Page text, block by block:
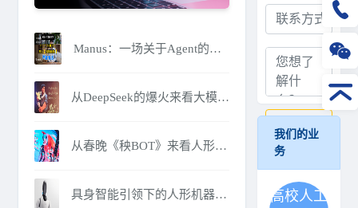
Manus：一场关于Agent的降维打击
从DeepSeek的爆火来看大模型微调技术的发展方向
从春晚《秧BOT》来看人形机器人与四足机器人的区别
具身智能引领下的人形机器人的发展与展望
我们的业
务
高校人工